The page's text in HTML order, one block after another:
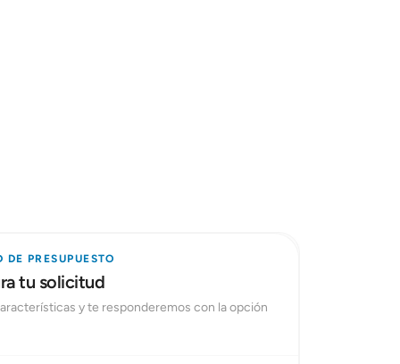
DE PRESUPUESTO
tu solicitud
y te responderemos con la opción